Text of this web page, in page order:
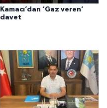
Kamacı’dan ‘Gaz veren’
davet